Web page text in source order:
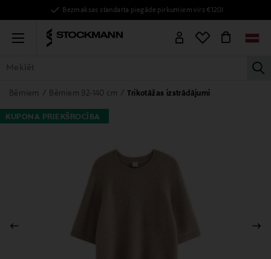
Bezmaksas standarta piegāde pirkumiem virs €120!
Menu
VISAS PRECES SIEVIETĒM VĪRIEŠIEM BĒRNIEM
Bērniem Bērniem 92-140 cm Trikotāžas izstrādājumi
KUPONA PRIEKŠROCĪBA